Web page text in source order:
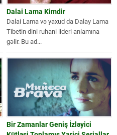
Dalai Lama Kimdir
Dalai Lama və yaxud da Dalay Lama
Tibetin dini ruhani lideri anlamına
gəlir. Bu ad...
Bir Zamanlar Geniş İzləyici